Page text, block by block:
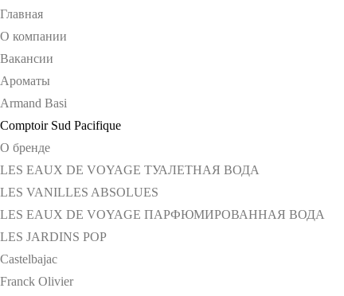
Главная
О компании
Вакансии
Ароматы
Armand Basi
Comptoir Sud Pacifique
О бренде
LES EAUX DE VOYAGE ТУАЛЕТНАЯ ВОДА
LES VANILLES ABSOLUES
LES EAUX DE VOYAGE ПАРФЮМИРОВАННАЯ ВОДА
LES JARDINS POP
Castelbajac
Franck Olivier